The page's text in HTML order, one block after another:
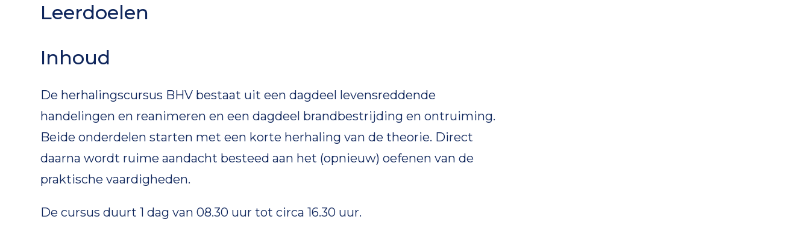
Leerdoelen
Inhoud
De herhalingscursus BHV bestaat uit een dagdeel levensreddende
handelingen en reanimeren en een dagdeel brandbestrijding en ontruiming.
Beide onderdelen starten met een korte herhaling van de theorie. Direct
daarna wordt ruime aandacht besteed aan het (opnieuw) oefenen van de
praktische vaardigheden.
De cursus duurt 1 dag van 08.30 uur tot circa 16.30 uur.